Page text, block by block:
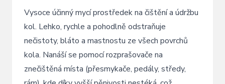
Vysoce účinný mycí prostředek na čištění a údržbu
kol. Lehko, rychle a pohodlně odstraňuje
nečistoty, bláto a mastnostu ze všech povrchů
kola. Nanáší se pomocí rozprašovače na
znečištěná místa (přesmykače, pedály, středy,